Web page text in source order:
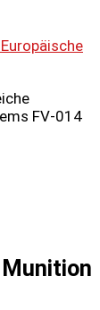
FV-014